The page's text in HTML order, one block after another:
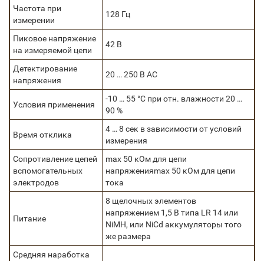
Частота при
измерении
128 Гц
Пиковое напряжение
на измеряемой цепи
42 В
Детектирование
напряжения
20 … 250 В АС
Условия применения
-10 … 55 °С при отн. влажности 20 …
90 %
Время отклика
4 … 8 сек в зависимости от условий
измерения
Сопротивление цепей
вспомогательных
электродов
max 50 кОм для цепи
напряженияmax 50 кОм для цепи
тока
Питание
8 щелочных элементов
напряжением 1,5 В типа LR 14 или
NiMH, или NiCd аккумуляторы того
же размера
Средняя наработка